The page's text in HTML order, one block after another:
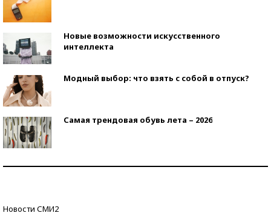
Новые возможности искусственного
интеллекта
Модный выбор: что взять с собой в отпуск?
Самая трендовая обувь лета – 2026
Новости СМИ2